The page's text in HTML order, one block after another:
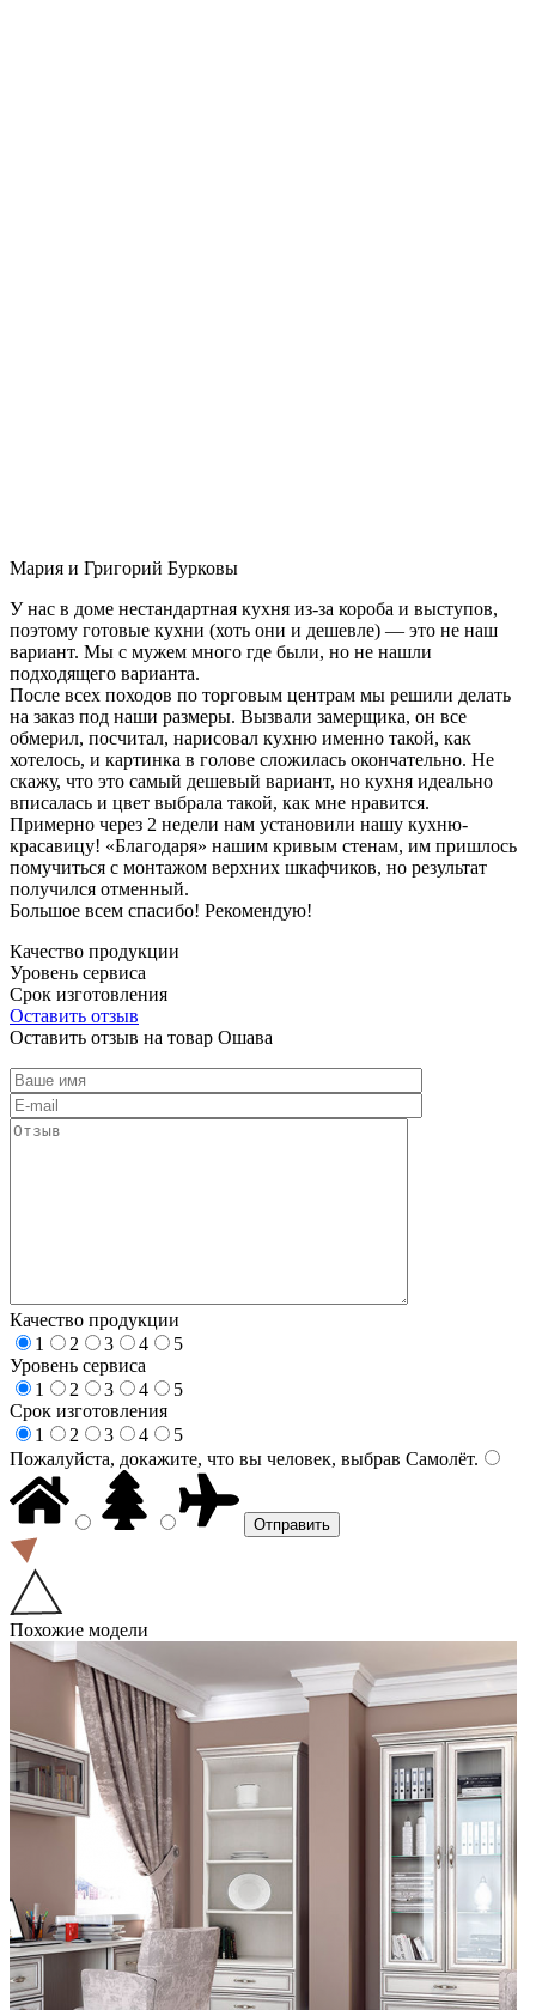
Мария и Григорий Бурковы
У нас в доме нестандартная кухня из-за короба и выступов,
поэтому готовые кухни (хоть они и дешевле) — это не наш
вариант. Мы с мужем много где были, но не нашли
подходящего варианта.
После всех походов по торговым центрам мы решили делать
на заказ под наши размеры. Вызвали замерщика, он все
обмерил, посчитал, нарисовал кухню именно такой, как
хотелось, и картинка в голове сложилась окончательно. Не
скажу, что это самый дешевый вариант, но кухня идеально
вписалась и цвет выбрала такой, как мне нравится.
Примерно через 2 недели нам установили нашу кухню-
красавицу! «Благодаря» нашим кривым стенам, им пришлось
помучиться с монтажом верхних шкафчиков, но результат
получился отменный.
Большое всем спасибо! Рекомендую!
Качество продукции
Уровень сервиса
Срок изготовления
Оставить отзыв
Оставить отзыв на товар Ошава
Качество продукции
1
2 3 4
5
Уровень сервиса
1
2 3 4
5
Срок изготовления
1
2 3 4
5
Пожалуйста, докажите, что вы человек, выбрав Самолёт.
Похожие модели